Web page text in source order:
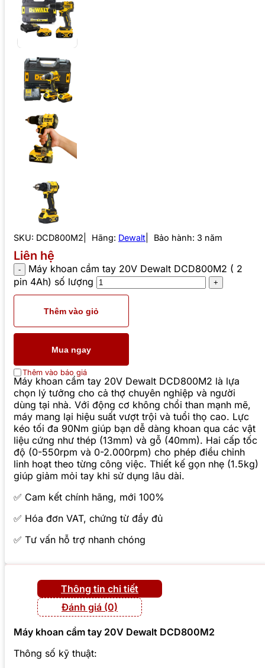
SKU: DCD800M2 Hãng: Dewalt Bảo hành: 3 năm
Liên hệ
Máy khoan cầm tay 20V Dewalt DCD800M2 ( 2
pin 4Ah) số lượng
Thêm vào giỏ
Mua ngay
Thêm vào báo giá
Máy khoan cầm tay 20V Dewalt DCD800M2 là lựa
chọn lý tưởng cho cả thợ chuyên nghiệp và người
dùng tại nhà. Với động cơ không chổi than mạnh mẽ,
máy mang lại hiệu suất vượt trội và tuổi thọ cao. Lực
kéo tối đa 90Nm giúp bạn dễ dàng khoan qua các vật
liệu cứng như thép (13mm) và gỗ (40mm). Hai cấp tốc
độ (0-550rpm và 0-2.000rpm) cho phép điều chỉnh
linh hoạt theo từng công việc. Thiết kế gọn nhẹ (1.5kg)
giúp giảm mỏi tay khi sử dụng lâu dài.
✅ Cam kết chính hãng, mới 100%
✅ Hóa đơn VAT, chứng từ đầy đủ
✅ Tư vấn hỗ trợ nhanh chóng
Thông tin chi tiết
Đánh giá (0)
Máy khoan cầm tay 20V Dewalt DCD800M2
Thông số kỹ thuật: